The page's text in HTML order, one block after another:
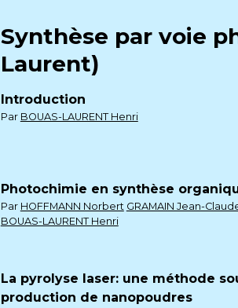
Synthèse par voie
Laurent)
Introduction
Par BOUAS-LAURENT Henri
Photochimie en synthèse
Par HOFFMANN Norbert GRAMAIN Jean-
BOUAS-LAURENT Henri
La pyrolyse laser: une méthode
production de nanopoudres